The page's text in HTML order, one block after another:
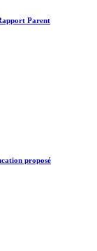
Parent
proposé